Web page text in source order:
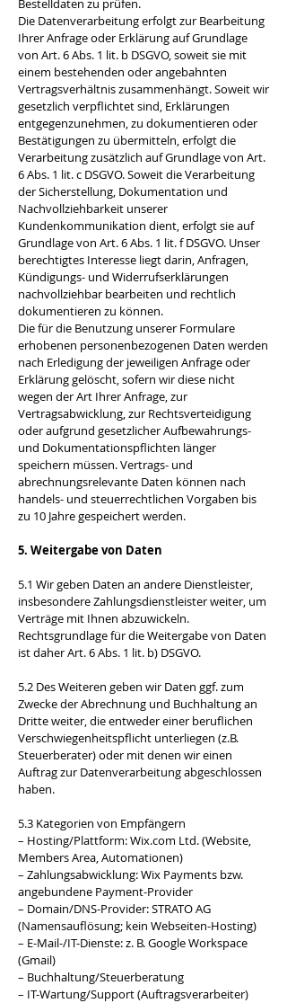
Bestelldaten zu prüfen.
Die Datenverarbeitung erfolgt zur Bearbeitung
Ihrer Anfrage oder Erklärung auf Grundlage
von Art. 6 Abs. 1 lit. b DSGVO, soweit sie mit
einem bestehenden oder angebahnten
Vertragsverhältnis zusammenhängt. Soweit wir
gesetzlich verpflichtet sind, Erklärungen
entgegenzunehmen, zu dokumentieren oder
Bestätigungen zu übermitteln, erfolgt die
Verarbeitung zusätzlich auf Grundlage von Art.
6 Abs. 1 lit. c DSGVO. Soweit die Verarbeitung
der Sicherstellung, Dokumentation und
Nachvollziehbarkeit unserer
Kundenkommunikation dient, erfolgt sie auf
Grundlage von Art. 6 Abs. 1 lit. f DSGVO. Unser
berechtigtes Interesse liegt darin, Anfragen,
Kündigungs- und Widerrufserklärungen
nachvollziehbar bearbeiten und rechtlich
dokumentieren zu können.
Die für die Benutzung unserer Formulare
erhobenen personenbezogenen Daten werden
nach Erledigung der jeweiligen Anfrage oder
Erklärung gelöscht, sofern wir diese nicht
wegen der Art Ihrer Anfrage, zur
Vertragsabwicklung, zur Rechtsverteidigung
oder aufgrund gesetzlicher Aufbewahrungs-
und Dokumentationspflichten länger
speichern müssen. Vertrags- und
abrechnungsrelevante Daten können nach
handels- und steuerrechtlichen Vorgaben bis
zu 10 Jahre gespeichert werden.
5. Weitergabe von Daten
5.1 Wir geben Daten an andere Dienstleister,
insbesondere Zahlungsdienstleister weiter, um
Verträge mit Ihnen abzuwickeln.
Rechtsgrundlage für die Weitergabe von Daten
ist daher Art. 6 Abs. 1 lit. b) DSGVO.
​5.2 Des Weiteren geben wir Daten ggf. zum
Zwecke der Abrechnung und Buchhaltung an
Dritte weiter, die entweder einer beruflichen
Verschwiegenheitspflicht unterliegen (z.B.
Steuerberater) oder mit denen wir einen
Auftrag zur Datenverarbeitung abgeschlossen
haben.
5.3 Kategorien von Empfängern
– Hosting/Plattform: Wix.com Ltd. (Website,
Members Area, Automationen)
– Zahlungsabwicklung: Wix Payments bzw.
angebundene Payment-Provider
– Domain/DNS-Provider: STRATO AG
(Namensauflösung; kein Webseiten-Hosting)
– E-Mail-/IT-Dienste: z. B. Google Workspace
(Gmail)
– Buchhaltung/Steuerberatung
– IT-Wartung/Support (Auftragsverarbeiter)